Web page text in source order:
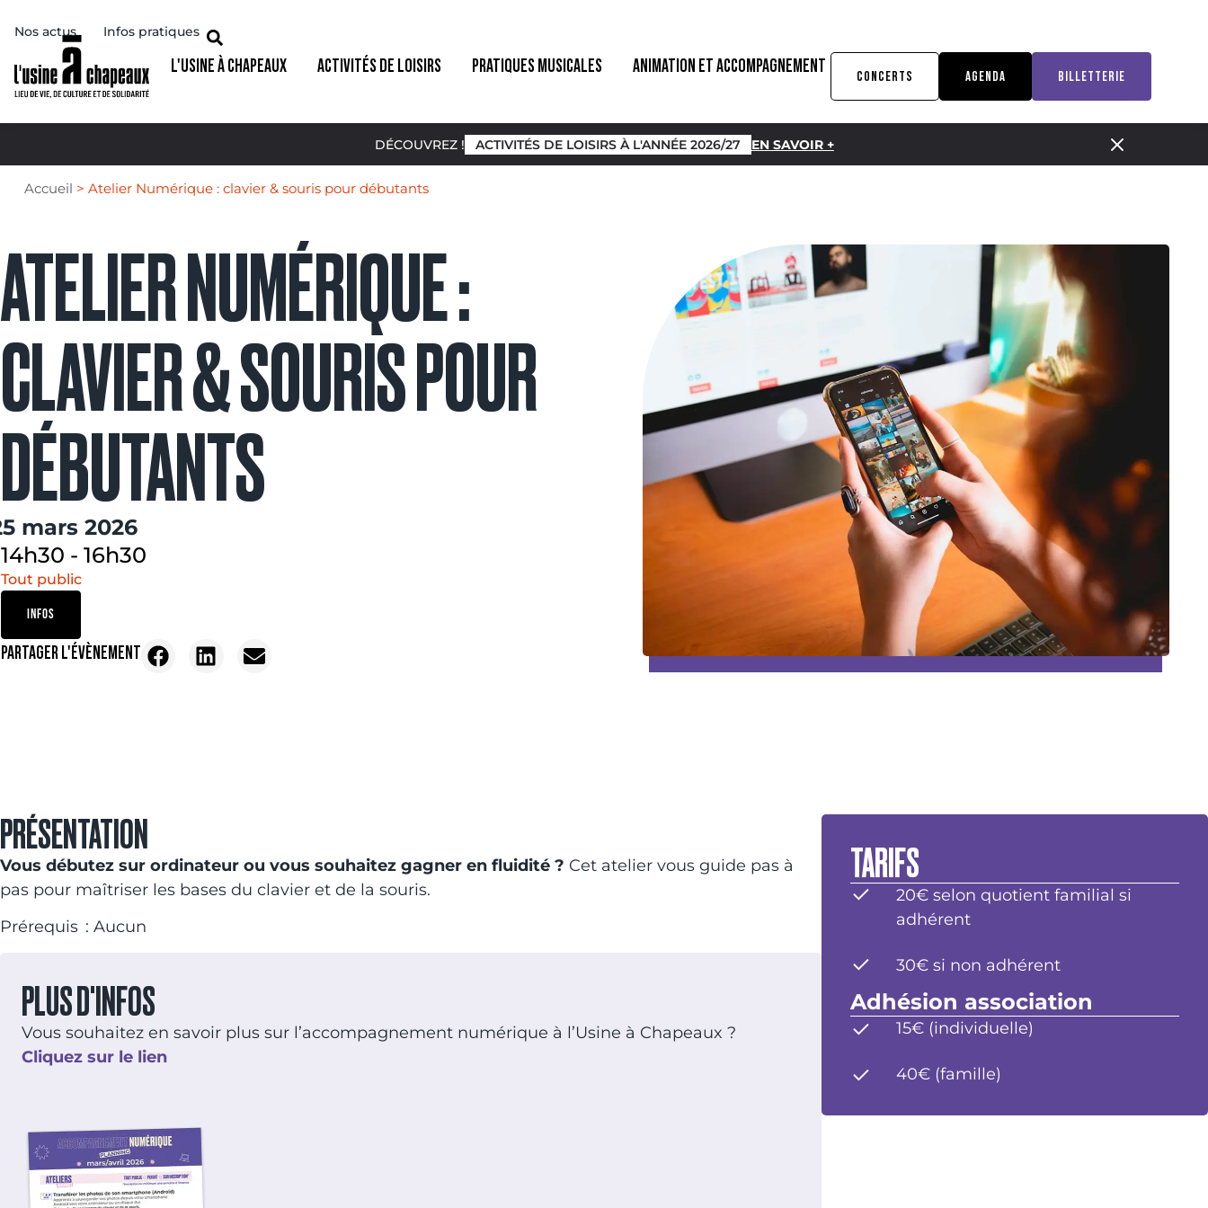
Nos actus Infos pratiques
L'USINE À CHAPEAUX ACTIVITÉS DE LOISIRS PRATIQUES MUSICALES ANIMATION ET ACCOMPAGNEMENT
CONCERTS AGENDA BILLETTERIE
DÉCOUVREZ ! ACTIVITÉS DE LOISIRS À L'ANNÉE 2026/27 EN SAVOIR +
Accueil > Atelier Numérique : clavier & souris pour débutants
ATELIER NUMÉRIQUE :
CLAVIER & SOURIS POUR
DÉBUTANTS
mars 2026
14h30 - 16h30
Tout public
INFOS
PARTAGER L'ÉVÈNEMENT
PRÉSENTATION
Vous débutez sur ordinateur ou vous souhaitez gagner en fluidité ? Cet atelier vous guide pas à
pas pour maîtriser les bases du clavier et de la souris.
Prérequis : Aucun
PLUS D'INFOS
Vous souhaitez en savoir plus sur l’accompagnement numérique à l’Usine à Chapeaux ?
Cliquez sur le lien
TARIFS
20€ selon quotient familial si
adhérent
30€ si non adhérent
Adhésion association
15€ (individuelle)
40€ (famille)